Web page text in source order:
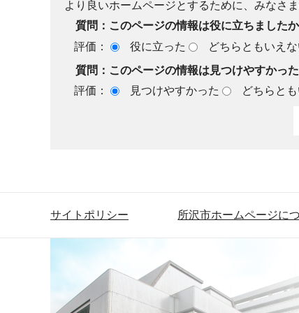
より良いホームページとするために、みなさ
質問：このページの情報は役に立ちましたか
評価：
役に立った どちらともいえ
質問：このページの情報は見つけやすかっ
評価：
見つけやすかった どちらと
サイトポリシー 所沢市ホームページに